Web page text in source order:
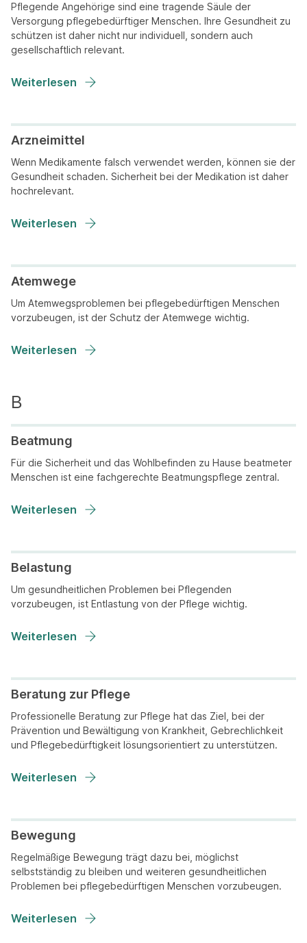
Pflegende Angehörige sind eine tragende Säule der
Versorgung pflegebedürftiger Menschen. Ihre Gesundheit zu
schützen ist daher nicht nur individuell, sondern auch
gesellschaftlich relevant.
Weiterlesen
Arzneimittel
Wenn Medikamente falsch verwendet werden, können sie der
Gesundheit schaden. Sicherheit bei der Medikation ist daher
hochrelevant.
Weiterlesen
Atemwege
Um Atemwegsproblemen bei pflegebedürftigen Menschen
vorzubeugen, ist der Schutz der Atemwege wichtig.
Weiterlesen
Beatmung
Für die Sicherheit und das Wohlbefinden zu Hause beatmeter
Menschen ist eine fachgerechte Beatmungspflege zentral.
Weiterlesen
Belastung
Um gesundheitlichen Problemen bei Pflegenden
vorzubeugen, ist Entlastung von der Pflege wichtig.
Weiterlesen
Beratung zur Pflege
Professionelle Beratung zur Pflege hat das Ziel, bei der
Prävention und Bewältigung von Krankheit, Gebrechlichkeit
und Pflegebedürftigkeit lösungsorientiert zu unterstützen.
Weiterlesen
Bewegung
Regelmäßige Bewegung trägt dazu bei, möglichst
selbstständig zu bleiben und weiteren gesundheitlichen
Problemen bei pflegebedürftigen Menschen vorzubeugen.
Weiterlesen